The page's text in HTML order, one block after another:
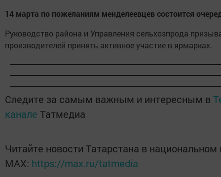
14 марта по пожеланиям менделеевцев состоится
Руководство района и Управления сельхозпрода
производителей принять активное участие в ярмарках.
Следите за самым важным и интересным в
канале Татмедиа
Читайте новости Татарстана в
MАХ: https://max.ru/tatmedia